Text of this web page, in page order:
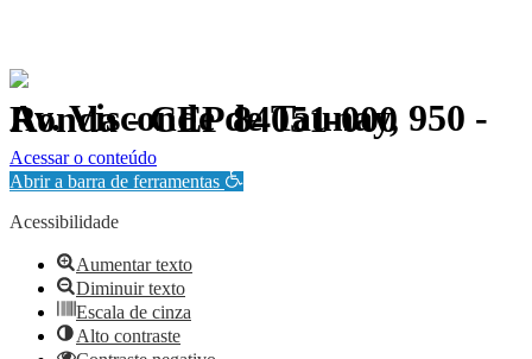
Av. Visconde de Taunay, 950 - Ronda - CEP 84051-000
Política de Privacidade.
Acessar o conteúdo
Abrir a barra de ferramentas
Acessibilidade
Aumentar texto
Diminuir texto
Escala de cinza
Alto contraste